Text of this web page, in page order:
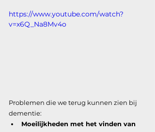
https://www.youtube.com/watch?
v=x6Q_Na8Mv4o
Problemen die we terug kunnen zien bij
dementie:
Moeilijkheden met het vinden van